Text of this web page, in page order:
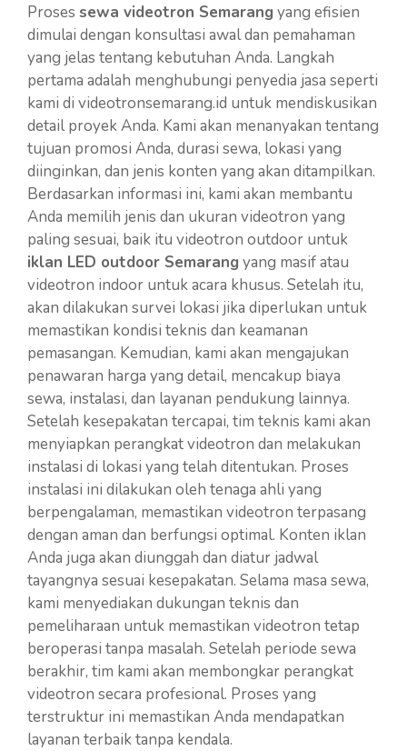
Proses sewa videotron Semarang yang efisien
dimulai dengan konsultasi awal dan pemahaman
yang jelas tentang kebutuhan Anda. Langkah
pertama adalah menghubungi penyedia jasa seperti
kami di videotronsemarang.id untuk mendiskusikan
detail proyek Anda. Kami akan menanyakan tentang
tujuan promosi Anda, durasi sewa, lokasi yang
diinginkan, dan jenis konten yang akan ditampilkan.
Berdasarkan informasi ini, kami akan membantu
Anda memilih jenis dan ukuran videotron yang
paling sesuai, baik itu videotron outdoor untuk
iklan LED outdoor Semarang yang masif atau
videotron indoor untuk acara khusus. Setelah itu,
akan dilakukan survei lokasi jika diperlukan untuk
memastikan kondisi teknis dan keamanan
pemasangan. Kemudian, kami akan mengajukan
penawaran harga yang detail, mencakup biaya
sewa, instalasi, dan layanan pendukung lainnya.
Setelah kesepakatan tercapai, tim teknis kami akan
menyiapkan perangkat videotron dan melakukan
instalasi di lokasi yang telah ditentukan. Proses
instalasi ini dilakukan oleh tenaga ahli yang
berpengalaman, memastikan videotron terpasang
dengan aman dan berfungsi optimal. Konten iklan
Anda juga akan diunggah dan diatur jadwal
tayangnya sesuai kesepakatan. Selama masa sewa,
kami menyediakan dukungan teknis dan
pemeliharaan untuk memastikan videotron tetap
beroperasi tanpa masalah. Setelah periode sewa
berakhir, tim kami akan membongkar perangkat
videotron secara profesional. Proses yang
terstruktur ini memastikan Anda mendapatkan
layanan terbaik tanpa kendala.